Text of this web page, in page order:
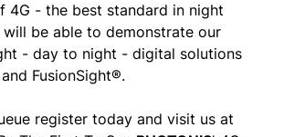
4G - the best standard in night
will be able to demonstrate our
- day to night - digital solutions
FusionSight®.
register today and visit us at